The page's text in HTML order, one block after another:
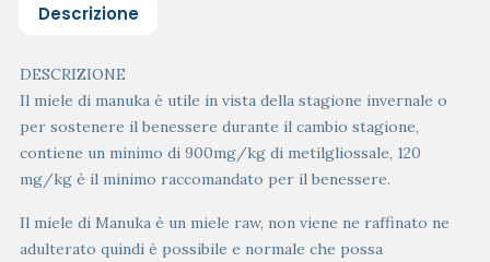
Descrizione
DESCRIZIONE
Il miele di manuka è utile in vista della stagione invernale o
per sostenere il benessere durante il cambio stagione,
contiene un minimo di 900mg/kg di metilgliossale, 120
mg/kg è il minimo raccomandato per il benessere.
Il miele di Manuka è un miele raw, non viene ne raffinato ne
adulterato quindi è possibile e normale che possa